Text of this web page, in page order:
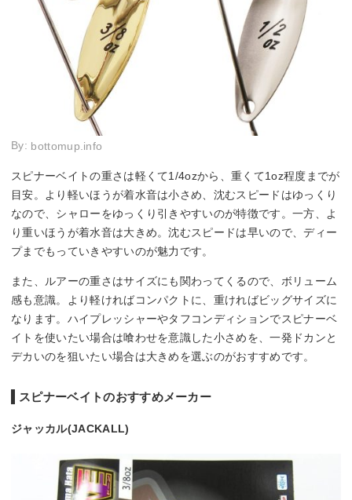
By: bottomup.info
スピナーベイトの重さは軽くて1/4ozから、重くて1oz程度までが
目安。より軽いほうが着水音は小さめ、沈むスピードはゆっくり
なので、シャローをゆっくり引きやすいのが特徴です。一方、よ
り重いほうが着水音は大きめ。沈むスピードは早いので、ディー
プまでもっていきやすいのが魅力です。
また、ルアーの重さはサイズにも関わってくるので、ボリューム
感も意識。より軽ければコンパクトに、重ければビッグサイズに
なります。ハイプレッシャーやタフコンディションでスピナーベ
イトを使いたい場合は喰わせを意識した小さめを、一発ドカンと
デカいのを狙いたい場合は大きめを選ぶのがおすすめです。
スピナーベイトのおすすめメーカー
ジャッカル(JACKALL)